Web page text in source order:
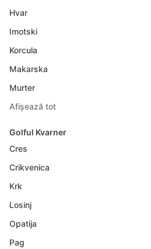
Hvar
Imotski
Korcula
Makarska
Murter
Afișează tot
Golful Kvarner
Cres
Crikvenica
Krk
Losinj
Opatija
Pag